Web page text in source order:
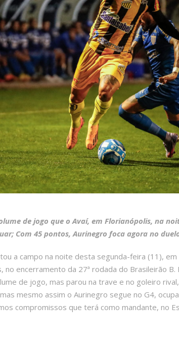
de jogo que o Avaí, em Florianópolis, na
Com 45 pontos, Aurinegro foca agora no
a campo na noite desta segunda-feira (11),
no encerramento da 27ª rodada do Brasileirão
de jogo, mas parou na trave e no goleiro
mesmo assim o Aurinegro segue no G4,
compromissos que terá como mandante, no